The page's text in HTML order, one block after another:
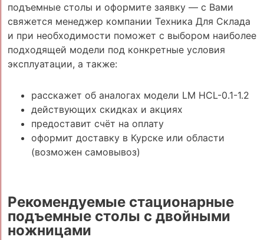
подъемные столы и оформите заявку — с Вами
свяжется менеджер компании Техника Для Склада
и при необходимости поможет с выбором наиболее
подходящей модели под конкретные условия
эксплуатации, а также:
расскажет об аналогах модели LM HCL-0.1-1.2
действующих скидках и акциях
предоставит счёт на оплату
оформит доставку в Курске или области
(возможен самовывоз)
Рекомендуемые стационарные
подъемные столы с двойными
ножницами